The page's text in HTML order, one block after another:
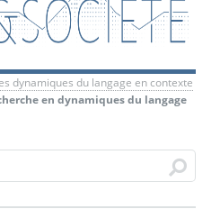
dynamiques du langage en contexte
en dynamiques du langage